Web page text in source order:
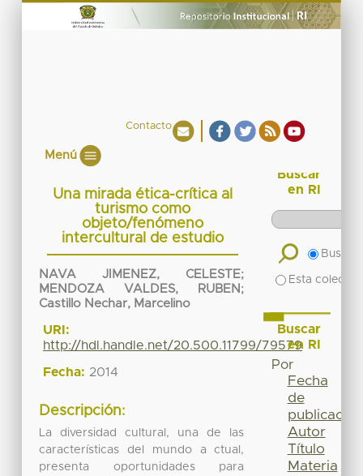
Contacto
Menú
Una mirada ética-crítica al
turismo como
objeto/fenómeno
intercultural de estudio
NAVA JIMENEZ, CELESTE;
MENDOZA VALDES, RUBEN ;
Castillo Nechar, Marcelino
URI:
http://hdl.handle.net/20.500.11799/79579
Fecha: 2014
Descripción:
La diversidad cultural, una de las
características del mundo a ctual,
presenta oportunidades para
Buscar
en RI
Buscar
Esta
Buscar
en RI
Por
Fecha
de
publicación
Autor
Título
Materia